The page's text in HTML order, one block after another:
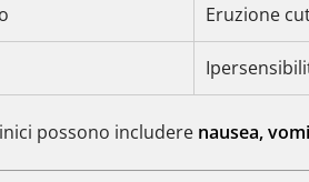
Eruzione
possono includere nausea,